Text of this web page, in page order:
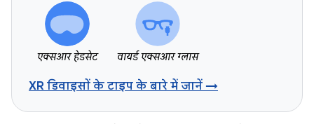
एक्सआर हेडसेट वायर्ड एक्सआर ग्लास
XR डिवाइसों के टाइप के बारे में जानें →